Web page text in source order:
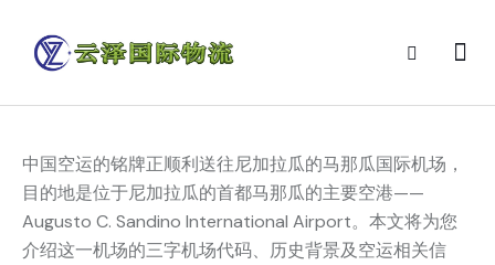
中国空运的铭牌正顺利送往尼加拉瓜的马那瓜国际机场，
目的地是位于尼加拉瓜的首都马那瓜的主要空港——
Augusto C. Sandino International Airport。本文将为您
介绍这一机场的三字机场代码、历史背景及空运相关信